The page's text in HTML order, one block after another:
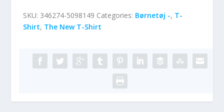
SKU: 346274-5098149 Categories: Børnetøj -, T-
Shirt, The New T-Shirt